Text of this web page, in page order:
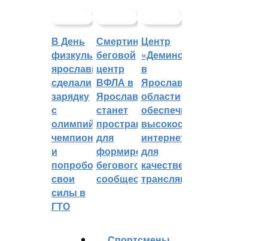
В День
физкультурника
ярославцы
сделали
зарядку
с
олимпийским
чемпионом
и
попробовали
свои
силы в
ГТО
Смертин:
беговой
центр
ВФЛА в
Ярославле
станет
пространством
для
формирования
бегового
сообщества
Центр
«Демино»
в
Ярославской
области
обеспечивают
высокоскоростным
интернетом
для
качественных
трансляций